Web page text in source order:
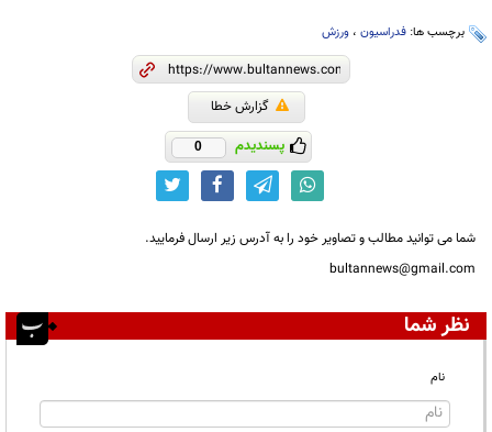
برچسب ها: فدراسیون ، ورزش
گزارش خطا
پسندیدم 0
شما می توانید مطالب و تصاویر خود را به آدرس زیر ارسال فرمایید.
bultannews@gmail.com
نظر شما
نام